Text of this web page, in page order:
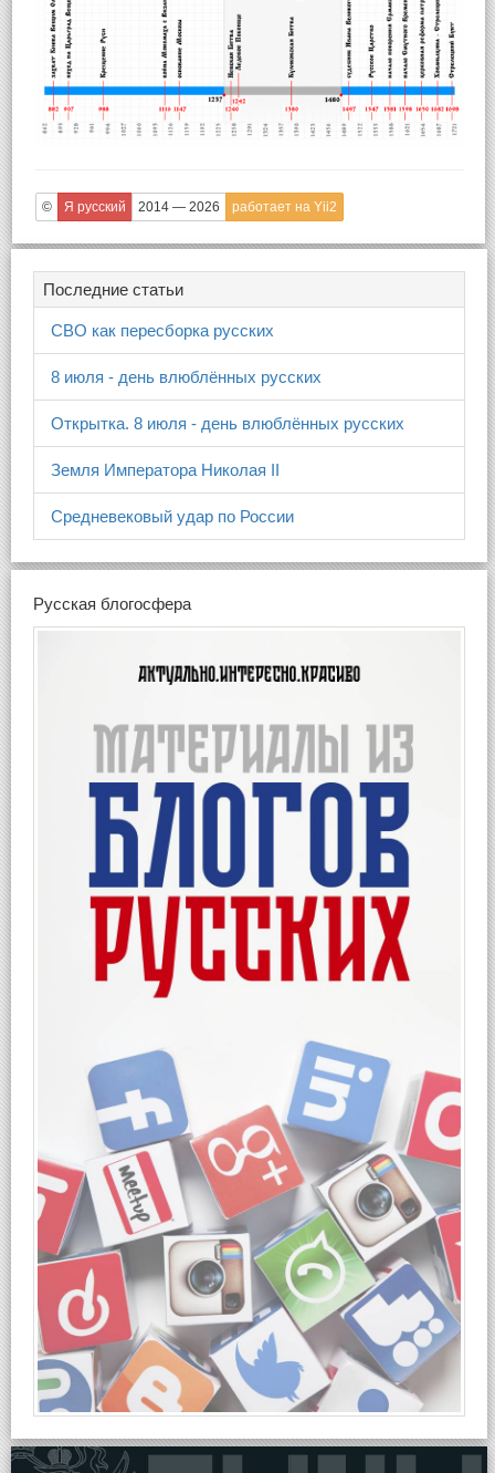
© Я русский 2014 — 2026 работает на Yii2
Последние статьи
СВО как пересборка русских
8 июля - день влюблённых русских
Открытка. 8 июля - день влюблённых русских
Земля Императора Николая II
Средневековый удар по России
Русская блогосфера